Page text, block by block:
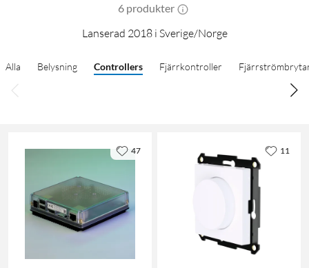
6 produkter
Lanserad 2018 i Sverige/Norge
Alla Belysning Controllers Fjärrkontroller
47 11